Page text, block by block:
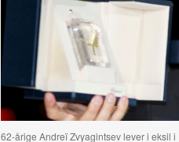
62-årige Andreï Zvyagintsev lever i eksil